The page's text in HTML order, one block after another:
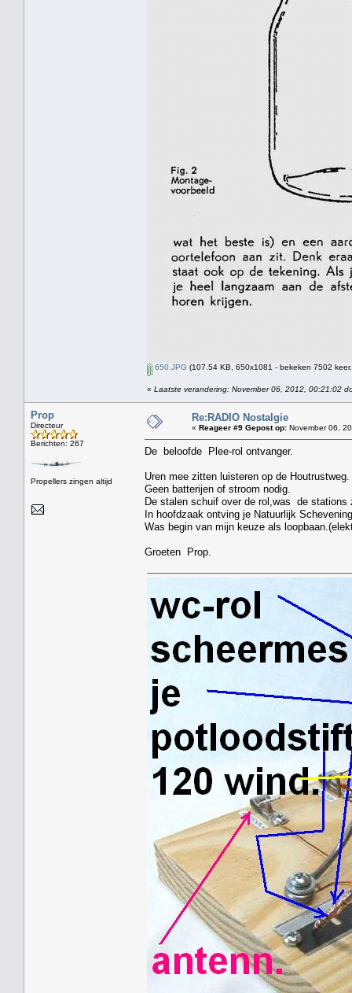
650.JPG (107.54 KB, 650x1081 - bekeken 7502
« Laatste verandering: November 06, 2012, 00:21:02
Prop
Directeur
Berichten: 267
Propellers zingen altijd
Re:RADIO Nostalgie
« Reageer #9 Gepost op: November 06,
De beloofde Plee-rol ontvanger.
Uren mee zitten luisteren op de Houtrustweg.
Geen batterijen of stroom nodig.
De stalen schuif over de rol,was de stations
In hoofdzaak ontving je Natuurlijk
Was begin van mijn keuze als
Groeten Prop.